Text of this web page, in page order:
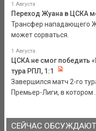
1 Августа
Переход Жуана в ЦСКА
Трансфер нападающего
может сорваться.
1 Августа
ЦСКА не смог победить
тура РПЛ, 1:1
Завершился матч 2-го
Премьер-Лиги, в котором ...
СЕЙЧАС ОБСУЖДАЮТ